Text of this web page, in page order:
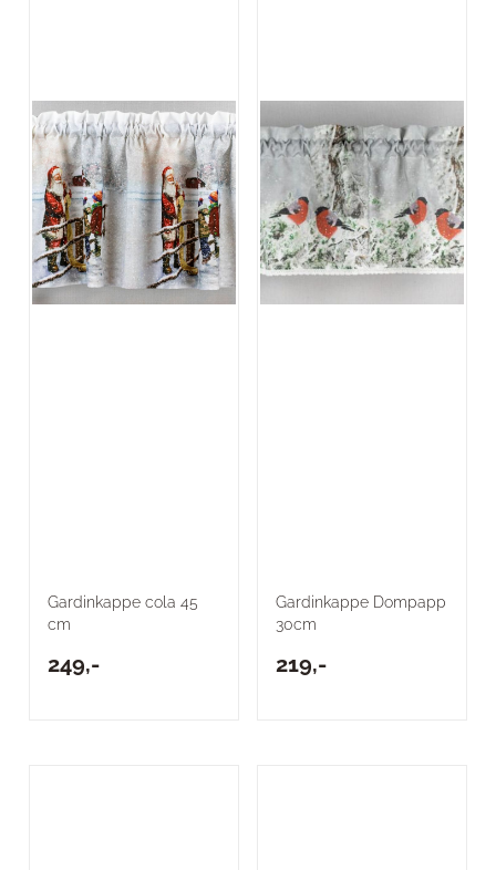
Gardinkappe cola 45
cm
249,-
Gardinkappe Dompapp
30cm
219,-